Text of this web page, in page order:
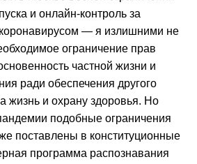
и онлайн-контроль за
— я излишними не
ограничение прав
частной жизни и
ради обеспечения другого
жизнь и охрану здоровья. Но
подобные ограничения
поставлены в конституционные
программа распознавания